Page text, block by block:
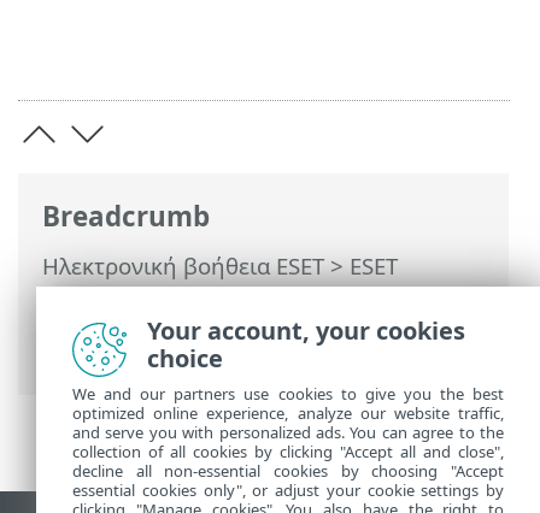
Breadcrumb
Ηλεκτρονική βοήθεια ESET>ESET
PROTECT On-Prem>Εισαγωγή στο ESET
PROTECT On-Prem> Αρχείο καταγραφής
αλλαγών
Your account, your cookies
choice
We and our partners use cookies to give you the best
optimized online experience, analyze our website traffic,
and serve you with personalized ads. You can agree to the
collection of all cookies by clicking "Accept all and close",
decline all non-essential cookies by choosing "Accept
essential cookies only", or adjust your cookie settings by